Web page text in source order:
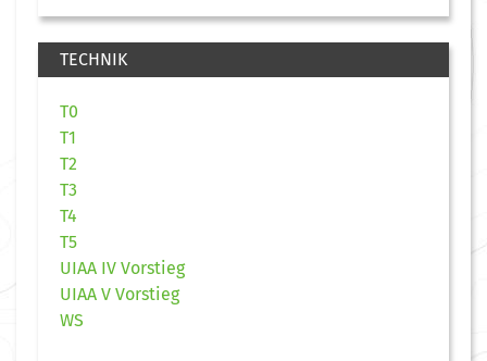
TECHNIK
T0
T1
T2
T3
T4
T5
UIAA IV Vorstieg
UIAA V Vorstieg
WS